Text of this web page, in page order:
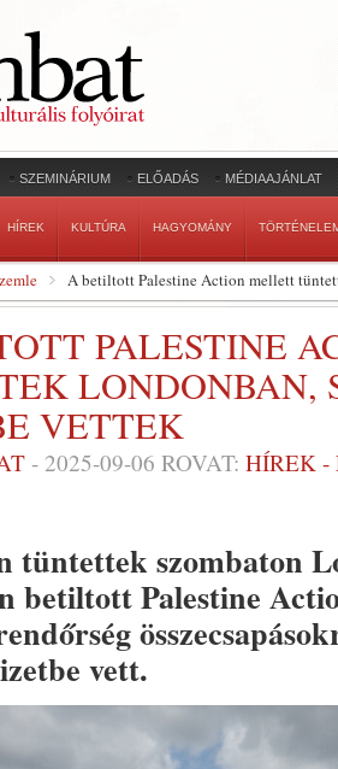
SZEMINÁRIUM ELŐADÁS MÉDIAAJÁNLAT
HÍREK KULTÚRA HAGYOMÁNY
A betiltott Palestine Action mellett
PALESTINE
LONDONBAN,
VETTEK
- 2025-09-06 ROVAT: HÍREK -
tüntettek szombaton
betiltott Palestine
vett.